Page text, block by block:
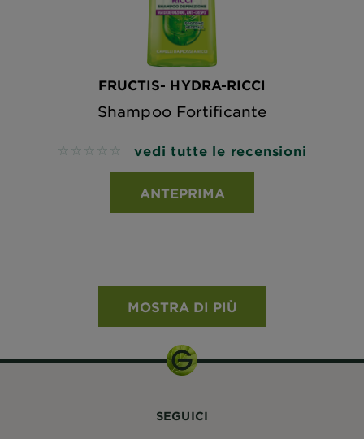
FRUCTIS- HYDRA-RICCI
Shampoo Fortificante
No reviews vedi tutte le recensioni
ANTEPRIMA
MOSTRA DI PIÙ
SEGUICI